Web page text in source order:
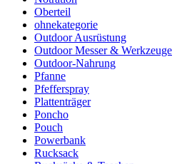
Oberteil
ohnekategorie
Outdoor Ausrüstung
Outdoor Messer & Werkzeuge
Outdoor-Nahrung
Pfanne
Pfefferspray
Plattenträger
Poncho
Pouch
Powerbank
Rucksack